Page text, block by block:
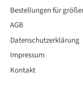
Bestellungen für
AGB
Datenschutzerklärung
Impressum
Kontakt